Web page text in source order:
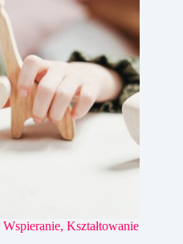
Kształtowanie